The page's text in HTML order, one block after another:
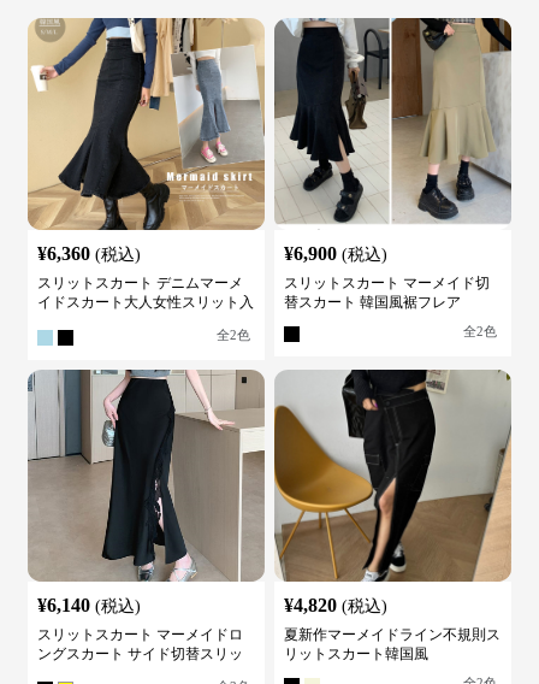
¥6,360 (税込)
スリットスカート デニムマーメ
イドスカート大人女性スリット入
全2色
¥6,900 (税込)
スリットスカート マーメイド切
替スカート 韓国風裾フレア
全2色
¥6,140 (税込)
スリットスカート マーメイドロ
ングスカート サイド切替スリッ
¥4,820 (税込)
夏新作マーメイドライン不規則ス
リットスカート韓国風